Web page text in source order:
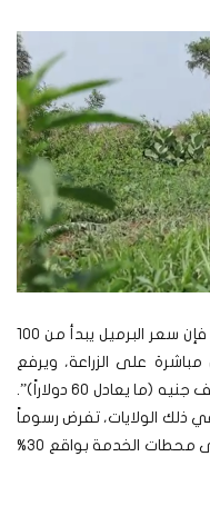
وتابع قائلاً: “إذا تحدثنا عن شحنات جديدة، فإن سعر البرميل يبدأ من 100
سينعكس مباشرة على الزراعة، ويرفع
تكلفة إنتاج الفدان من 100 ألف إلى 150 ألف جنيه (ما يعادل 60 دولاراً)”.
ذلك الولايات، تفرض رسوماً
على واردات الوقود تبدأ من الموانئ وحتى محطات الخدمة بواقع 30%